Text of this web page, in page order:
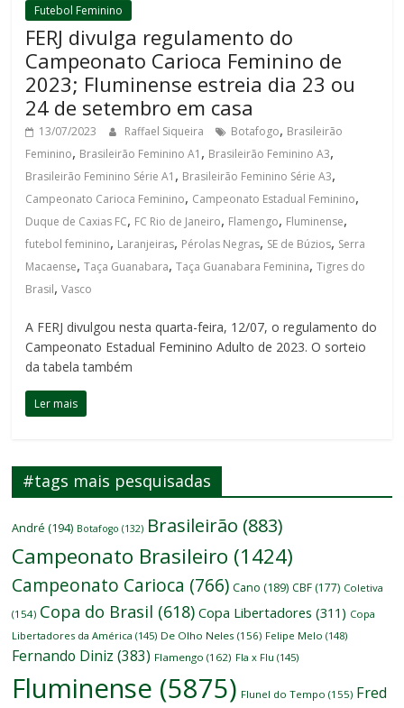
Futebol Feminino
FERJ divulga regulamento do
Campeonato Carioca Feminino de
2023; Fluminense estreia dia 23 ou
24 de setembro em casa
13/07/2023 Raffael Siqueira Botafogo, Brasileirão
Feminino, Brasileirão Feminino A1 , Brasileirão Feminino A3,
Brasileirão Feminino Série A1 , Brasileirão Feminino Série A3,
Campeonato Carioca Feminino, Campeonato Estadual Feminino,
Duque de Caxias FC, FC Rio de Janeiro, Flamengo, Fluminense,
futebol feminino, Laranjeiras, Pérolas Negras, SE de Búzios, Serra
Macaense,Taça Guanabara,Taça Guanabara Feminina,Tigres do
Brasil,Vasco
A FERJ divulgou nesta quarta-feira, 12/07, o regulamento do
Campeonato Estadual Feminino Adulto de 2023. O sorteio
da tabela também
Ler mais
#tags mais pesquisadas
André (194) Botafogo (132) Brasileirão (883)
Campeonato Brasileiro (1424)
Campeonato Carioca (766) Cano (189) CBF (177) Coletiva
(154) Copa do Brasil (618) Copa Libertadores (311) Copa
Libertadores da América (145) De Olho Neles (156) Felipe Melo (148)
Fernando Diniz (383) Flamengo (162) Fla x Flu (145)
Fluminense (5875) Flunel do Tempo (155) Fred